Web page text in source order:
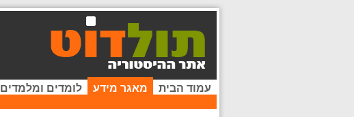
עמוד הבית מאגר מידע לומדים ומלמדים